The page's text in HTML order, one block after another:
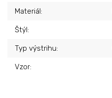
Materiál:
Štýl:
Typ výstrihu:
Vzor: